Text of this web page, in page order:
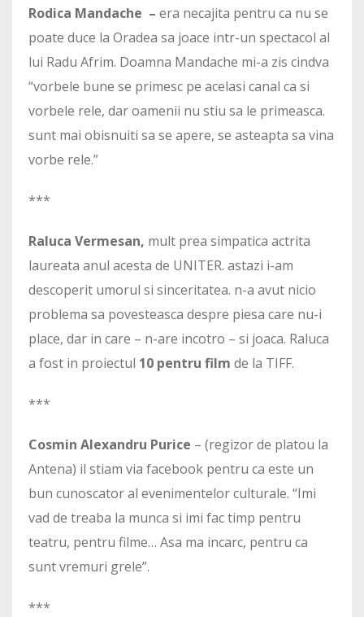
Rodica Mandache – era necajita pentru ca nu se
poate duce la Oradea sa joace intr-un spectacol al
lui Radu Afrim. Doamna Mandache mi-a zis cindva
“vorbele bune se primesc pe acelasi canal ca si
vorbele rele, dar oamenii nu stiu sa le primeasca.
sunt mai obisnuiti sa se apere, se asteapta sa vina
vorbe rele.”
***
Raluca Vermesan, mult prea simpatica actrita
laureata anul acesta de UNITER. astazi i-am
descoperit umorul si sinceritatea. n-a avut nicio
problema sa povesteasca despre piesa care nu-i
place, dar in care – n-are incotro – si joaca. Raluca
a fost in proiectul 10 pentru film de la TIFF.
***
Cosmin Alexandru Purice – (regizor de platou la
Antena) il stiam via facebook pentru ca este un
bun cunoscator al evenimentelor culturale. “Imi
vad de treaba la munca si imi fac timp pentru
teatru, pentru filme… Asa ma incarc, pentru ca
sunt vremuri grele”.
***